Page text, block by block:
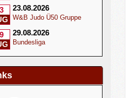
23.08.2026
W&B Judo Ü50 Gruppe
29.08.2026
Bundesliga